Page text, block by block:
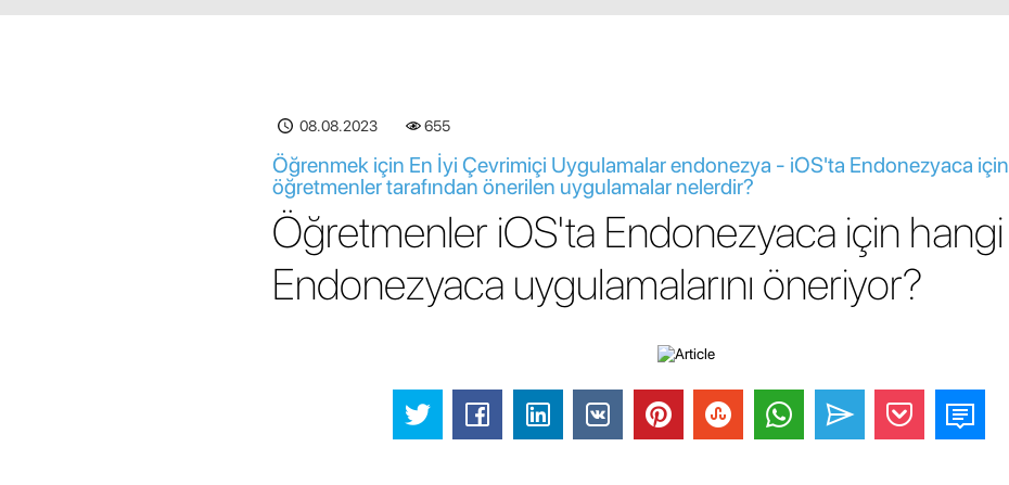
08.08.2023 655
Öğrenmek için En İyi Çevrimiçi Uygulamalar endonezya - iOS'ta Endonezyaca için
öğretmenler tarafından önerilen uygulamalar nelerdir?
Öğretmenler iOS'ta Endonezyaca için hangi
Endonezyaca uygulamalarını öneriyor?